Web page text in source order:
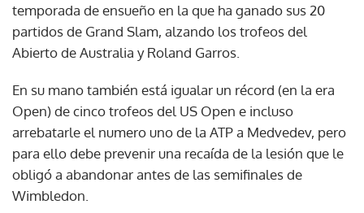
temporada de ensueño en la que ha ganado sus 20
partidos de Grand Slam, alzando los trofeos del
Abierto de Australia y Roland Garros.
En su mano también está igualar un récord (en la era
Open) de cinco trofeos del US Open e incluso
arrebatarle el numero uno de la ATP a Medvedev, pero
para ello debe prevenir una recaída de la lesión que le
obligó a abandonar antes de las semifinales de
Wimbledon.